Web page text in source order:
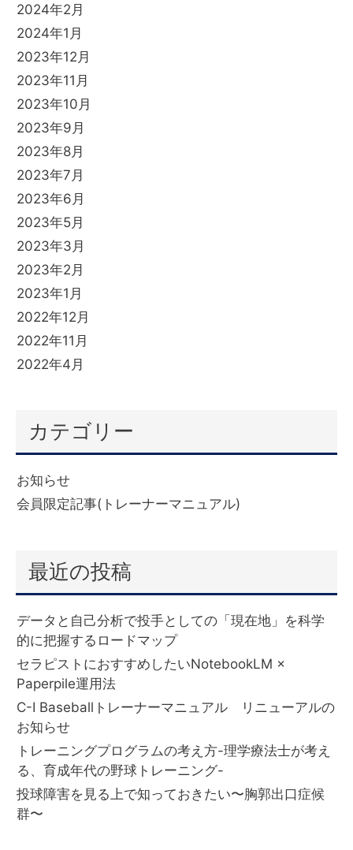
2024年2月
2024年1月
2023年12月
2023年11月
2023年10月
2023年9月
2023年8月
2023年7月
2023年6月
2023年5月
2023年3月
2023年2月
2023年1月
2022年12月
2022年11月
2022年4月
カテゴリー
お知らせ
会員限定記事(トレーナーマニュアル)
最近の投稿
データと自己分析で投手としての「現在地」を科学
的に把握するロードマップ
セラピストにおすすめしたいNotebookLM ×
Paperpile運用法
C-I Baseballトレーナーマニュアル リニューアルの
お知らせ
トレーニングプログラムの考え方-理学療法士が考え
る、育成年代の野球トレーニング-
投球障害を見る上で知っておきたい〜胸郭出口症候
群〜